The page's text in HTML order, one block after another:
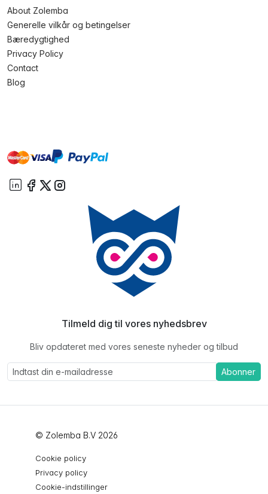
About Zolemba
Generelle vilkår og betingelser
Bæredygtighed
Privacy Policy
Contact
Blog
mastervisa paypal
Tilmeld dig til vores nyhedsbrev
Bliv opdateret med vores seneste nyheder og tilbud
Abonner
© Zolemba B.V 2026
Cookie policy
Privacy policy
Cookie-indstillinger